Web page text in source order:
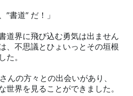
”書道” だ！」
道界に飛び込む勇気は出ません
、不思議とひょいっとその垣根
。
んの方々との出会いがあり、
世界を見ることができました。